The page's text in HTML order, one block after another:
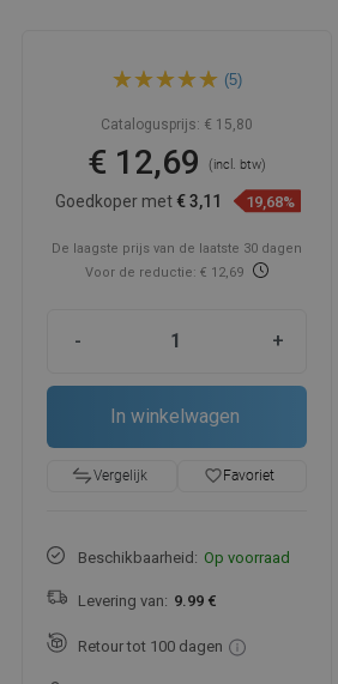
Mexen R-17 douchesproeier
3-functie, chroom - 79517-00
(5)
Catalogusprijs: € 15,80
€ 12,69(incl. btw)
Goedkoper met € 3,11 19,68%
De laagste prijs van de laatste 30 dagen
Voor de reductie: € 12,69
- +
In winkelwagen
Vergelijk favorite_borderFavoriet
Beschikbaarheid: Op voorraad
Levering van: 9.99 €
Retour tot 100 dagen